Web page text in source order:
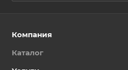
Компания
Каталог